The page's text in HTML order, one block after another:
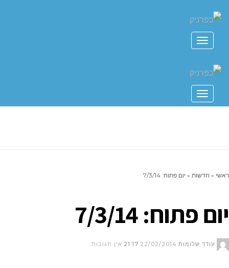
תפריט
תפריט
ראשי » חדשות » יום פתוח: 7/3/14
יום פתוח: 7/3/14
עודד שלומות 22/02/2014
21:17 אין תגובות